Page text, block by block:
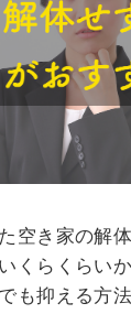
空き家の解
くらくらいか
も抑える方